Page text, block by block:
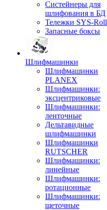
Систейнеры для
шлифования в БД
Тележки SYS-Roll
Запасные боксы
Шлифмашинки
Шлифмашинки
PLANEX
Шлифмашинки:
эксцентриковые
Шлифмашинки:
ленточные
Дельтавидные
шлифмашинки
Шлифмашинки
RUTSCHER
Шлифмашинки:
линейные
Шлифмашинки:
ротационные
Шлифмашинки:
щеточные